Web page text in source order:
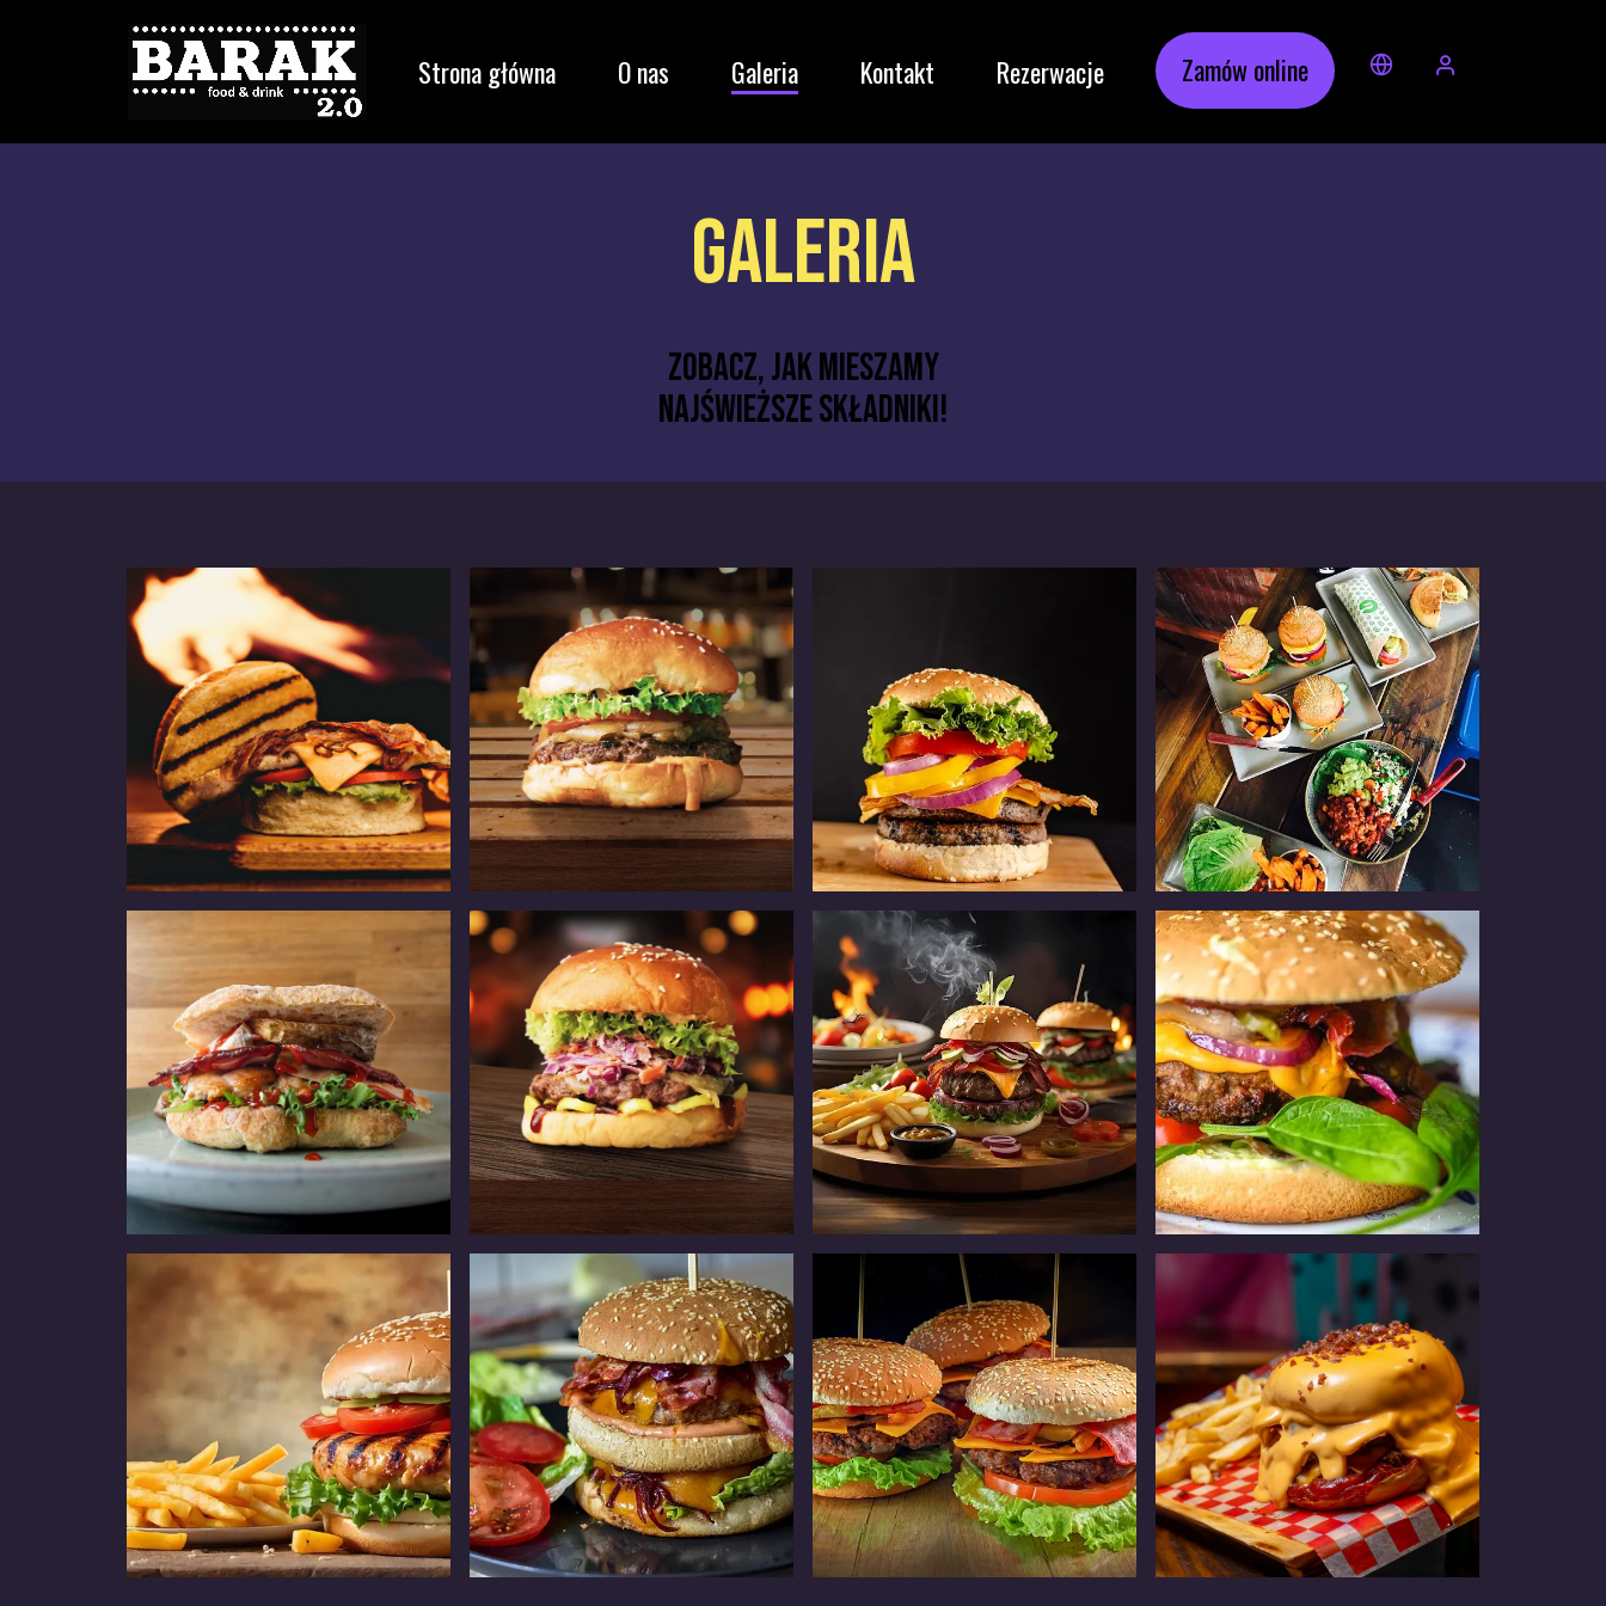
Strona główna O nas Galeria Kontakt Rezerwacje Zamów online
GALERIA
zobacz, jak mieszamy
najświeższe składniki!